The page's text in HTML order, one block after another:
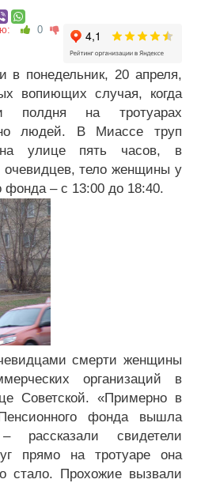
0
в понедельник, 20 апреля,
вопиющих случая, когда
полдня на тротуарах
людей. В Миассе труп
улице пять часов, в
очевидцев, тело женщины у
фонда – с 13:00 до 18:40.
смерти женщины
организаций в
Советской. «Примерно в
фонда вышла
свидетели
прямо на тротуаре она
стало. Прохожие вызвали